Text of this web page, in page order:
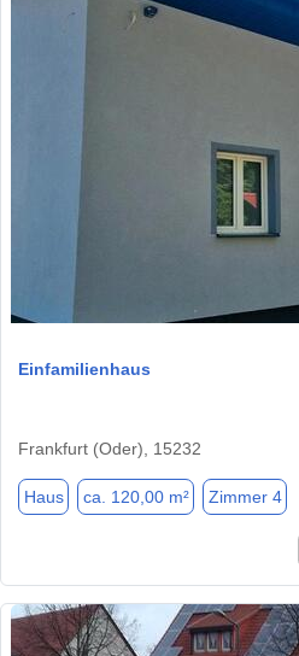
Einfamilienhaus
Frankfurt (Oder), 15232
Haus ca. 120,00 m² Zimmer 4